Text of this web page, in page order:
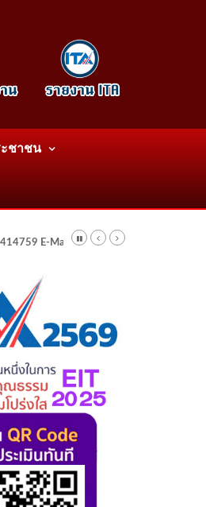
ชาชน
E-Mail: wattatnk@gmail.com